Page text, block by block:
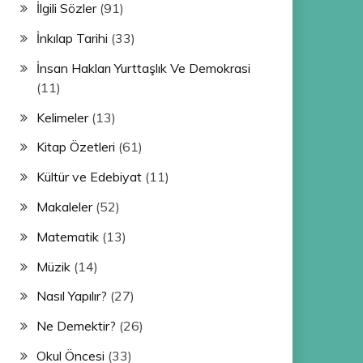
İlgili Sözler(91)
İnkılap Tarihi (33)
İnsan Hakları Yurttaşlık Ve Demokrasi
(11)
Kelimeler(13)
Kitap Özetleri (61)
Kültür ve Edebiyat(11)
Makaleler(52)
Matematik(13)
Müzik(14)
Nasıl Yapılır? (27)
Ne Demektir? (26)
Okul Öncesi (33)